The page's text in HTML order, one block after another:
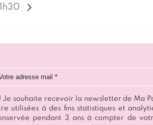
11h30
adresse mail
Je souhaite recevoir la newsletter de Ma
utilisées à des fins statistiques et
pendant 3 ans à compter de